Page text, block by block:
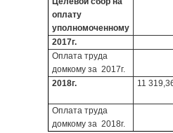
оплату
уполномоченному
2017г.
Оплата труда
домкому за 2017г.
2018г.
11
Оплата труда
домкому за 2018г.